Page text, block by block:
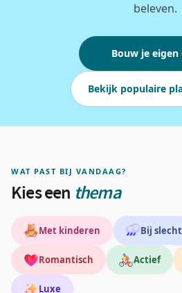
beleven.
Bouw je eigen
Bekijk populaire
WAT PAST BIJ VANDAAG?
Kies een thema
Met kinderen Bij
Romantisch Actief
Luxe